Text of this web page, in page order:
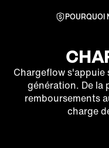
POURQUOI
Chargeflow
génération. De la
remboursements
charge